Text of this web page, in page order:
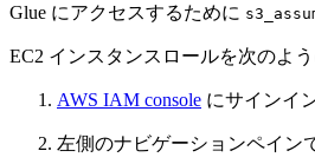
Glue にアクセスするために
EC2 インスタンスロールを次のよう
AWS IAM console にサインイ
左側のナビゲーションペイン